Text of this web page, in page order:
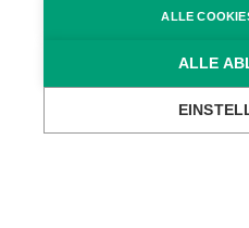
ALLE
ALLE